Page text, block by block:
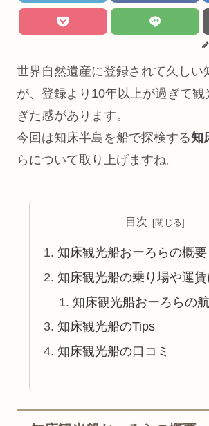
世界自然遺産に登録されて久しい
が、登録より10年以上が過ぎて観
ぎた感があります。
今回は知床半島を船で探検する知
らについて取り上げますね。
目次
知床観光船おーろらの概要
知床観光船の乗り場や運
知床観光船おーろらの
知床観光船のTips
知床観光船の口コミ